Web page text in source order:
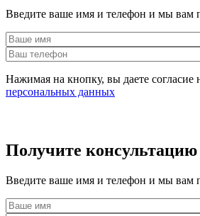
Введите ваше имя и телефон и мы вам
Нажимая на кнопку, вы даете согласие
персональных данных
Получите консультацию
Введите ваше имя и телефон и мы вам